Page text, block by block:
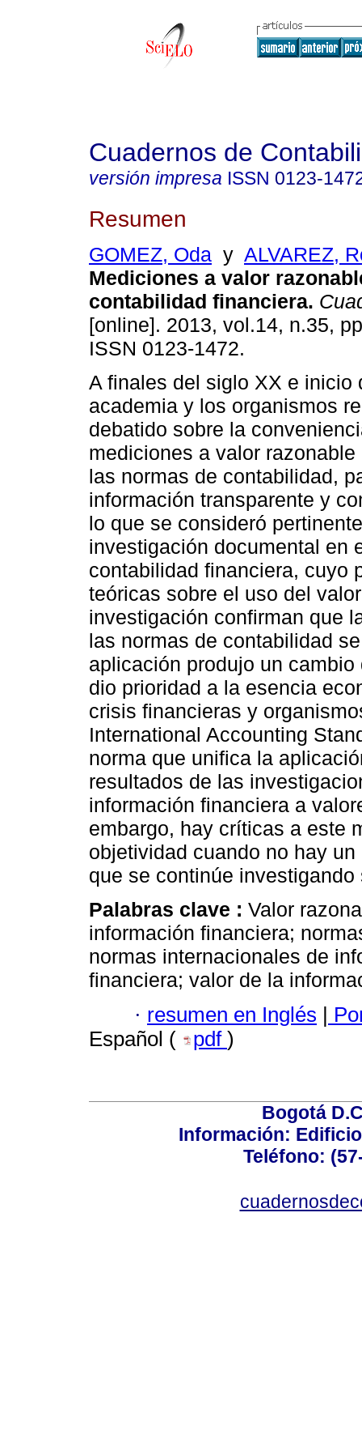
Cuadernos de
versión impresa ISSN 0123-
Resumen
GOMEZ, Oda y ALVAREZ,
Mediciones a valor
contabilidad financiera.
[online]. 2013, vol.14, n.35,
ISSN 0123-1472.
A finales del siglo XX e inicio
academia y los organismos
debatido sobre la
mediciones a valor
las normas de contabilidad,
información transparente y
lo que se consideró
investigación documental en
contabilidad financiera, cuyo
teóricas sobre el uso del
investigación confirman que
las normas de contabilidad
aplicación produjo un
dio prioridad a la esencia
crisis financieras y
International Accounting
norma que unifica la
resultados de las
información financiera a
embargo, hay críticas a este
objetividad cuando no hay
que se continúe
Palabras clave : Valor
información financiera;
normas internacionales de
financiera; valor de la
· resumen en Inglés |
Español (
pdf )
Bogotá
Información:
Teléfono: